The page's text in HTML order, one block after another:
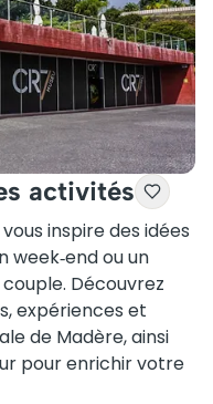
activités
inspire des idées
week‑end ou un
Découvrez
expériences et
de Madère, ainsi
pour enrichir votre